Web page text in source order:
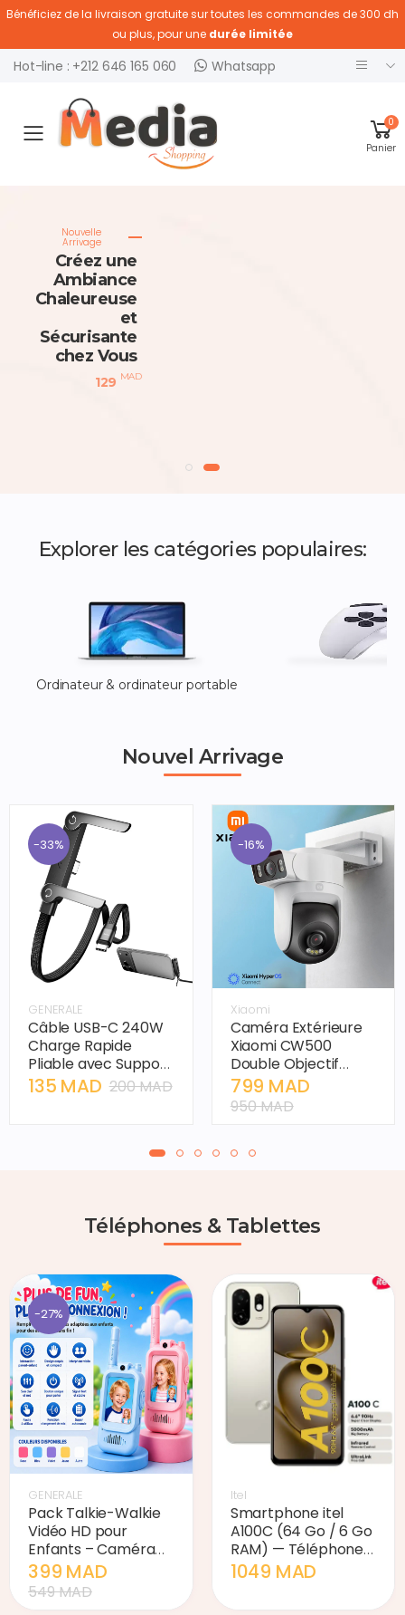
Bénéficiez de la livraison gratuite sur toutes les commandes de 300 dh
ou plus, pour une durée limitée
Hot-line : +212 646 165 060 Whatsapp
Ouvrir menu
0
Panier
Nouvelle
Arrivage
Créez une
Ambiance
Chaleureuse
et
Sécurisante
chez Vous
129 MAD
Explorer les catégories populaires:
Ordinateur & ordinateur portable
Nouvel Arrivage
-33%
GENERALE
Câble USB-C 240W
Charge Rapide
Pliable avec Support
Téléphone –
135 MAD 200 MAD
-16%
Xiaomi
Caméra Extérieure
Xiaomi CW500
Double Objectif
(Version Chinoise) –
Double 2,5K 4MP,
Wi-Fi 6 & Vision 360°
799 MAD
950 MAD
Téléphones & Tablettes
-27%
GENERALE
Pack Talkie-Walkie
Vidéo HD pour
Enfants – Caméra
Intégrée, Portée
500m & Recharge
USB-C
399 MAD
549 MAD
Itel
Smartphone itel
A100C (64 Go / 6 Go
RAM) — Téléphone
Écran 6.6 Pouces &
1049 MAD